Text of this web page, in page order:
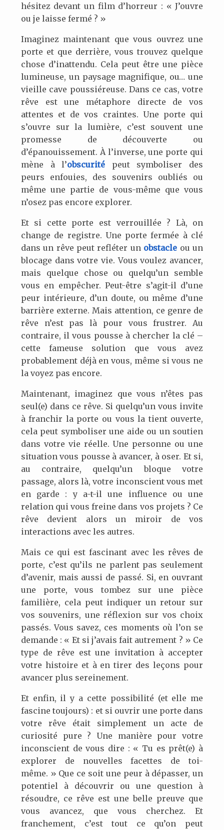
hésitez devant un film d’horreur : « J’ouvre
ou je laisse fermé ? »
Imaginez maintenant que vous ouvrez une
porte et que derrière, vous trouvez quelque
chose d’inattendu. Cela peut être une pièce
lumineuse, un paysage magnifique, ou… une
vieille cave poussiéreuse. Dans ce cas, votre
rêve est une métaphore directe de vos
attentes et de vos craintes. Une porte qui
s’ouvre sur la lumière, c’est souvent une
promesse de découverte ou
d’épanouissement. À l’inverse, une porte qui
mène à l’obscurité peut symboliser des
peurs enfouies, des souvenirs oubliés ou
même une partie de vous-même que vous
n’osez pas encore explorer.
Et si cette porte est verrouillée ? Là, on
change de registre. Une porte fermée à clé
dans un rêve peut refléter un obstacle ou un
blocage dans votre vie. Vous voulez avancer,
mais quelque chose ou quelqu’un semble
vous en empêcher. Peut-être s’agit-il d’une
peur intérieure, d’un doute, ou même d’une
barrière externe. Mais attention, ce genre de
rêve n’est pas là pour vous frustrer. Au
contraire, il vous pousse à chercher la clé –
cette fameuse solution que vous avez
probablement déjà en vous, même si vous ne
la voyez pas encore.
Maintenant, imaginez que vous n’êtes pas
seul(e) dans ce rêve. Si quelqu’un vous invite
à franchir la porte ou vous la tient ouverte,
cela peut symboliser une aide ou un soutien
dans votre vie réelle. Une personne ou une
situation vous pousse à avancer, à oser. Et si,
au contraire, quelqu’un bloque votre
passage, alors là, votre inconscient vous met
en garde : y a-t-il une influence ou une
relation qui vous freine dans vos projets ? Ce
rêve devient alors un miroir de vos
interactions avec les autres.
Mais ce qui est fascinant avec les rêves de
porte, c’est qu’ils ne parlent pas seulement
d’avenir, mais aussi de passé. Si, en ouvrant
une porte, vous tombez sur une pièce
familière, cela peut indiquer un retour sur
vos souvenirs, une réflexion sur vos choix
passés. Vous savez, ces moments où l’on se
demande : « Et si j’avais fait autrement ? » Ce
type de rêve est une invitation à accepter
votre histoire et à en tirer des leçons pour
avancer plus sereinement.
Et enfin, il y a cette possibilité (et elle me
fascine toujours) : et si ouvrir une porte dans
votre rêve était simplement un acte de
curiosité pure ? Une manière pour votre
inconscient de vous dire : « Tu es prêt(e) à
explorer de nouvelles facettes de toi-
même. » Que ce soit une peur à dépasser, un
potentiel à découvrir ou une question à
résoudre, ce rêve est une belle preuve que
vous avancez, que vous cherchez. Et
franchement, c’est tout ce qu’on peut